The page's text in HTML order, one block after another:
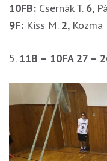
10FB: Csernák T. 6,
9F: Kiss M. 2, Kozma
5. 11B – 10FA 27 –